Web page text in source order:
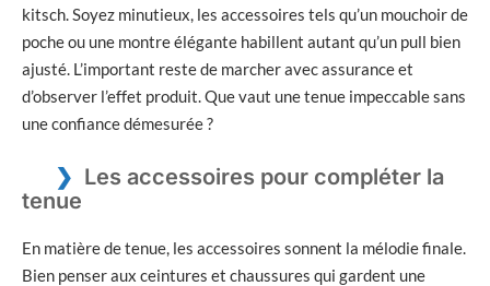
kitsch. Soyez minutieux, les accessoires tels qu’un mouchoir de
poche ou une montre élégante habillent autant qu’un pull bien
ajusté. L’important reste de marcher avec assurance et
d’observer l’effet produit. Que vaut une tenue impeccable sans
une confiance démesurée ?
Les accessoires pour compléter la
tenue
En matière de tenue, les accessoires sonnent la mélodie finale.
Bien penser aux ceintures et chaussures qui gardent une